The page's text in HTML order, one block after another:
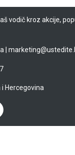
vodič kroz akcije,
Hercegovina